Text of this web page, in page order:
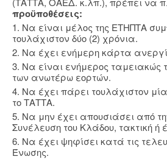
προϋποθέσεις:
1. Να είναι μέλος της ΕΤΗΠΤΑ
τουλάχιστον δύο (2) χρόνια.
2. Να έχει ενήμερη κάρτα
3. Να είναι ενήμερος ταμειακώς
των ανωτέρω εορτών.
4. Να έχει πάρει τουλάχιστον
το ΤΑΤΤΑ.
5. Να μην έχει απουσιάσει από
Συνέλευση του Κλάδου, τακτική ή
6. Να έχει ψηφίσει κατά τις
Ένωσης.